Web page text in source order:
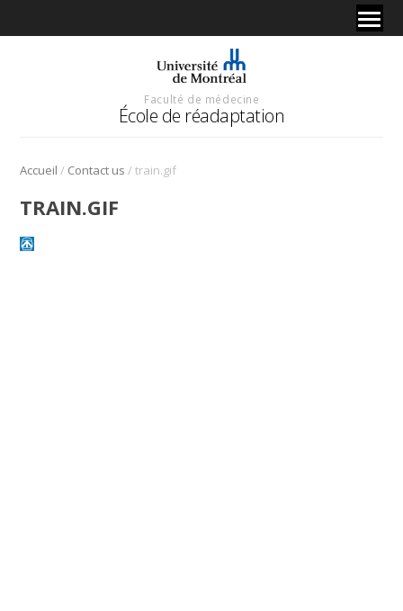
Faculté de médecine
École de réadaptation
Accueil / Contact us /train.gif
TRAIN.GIF